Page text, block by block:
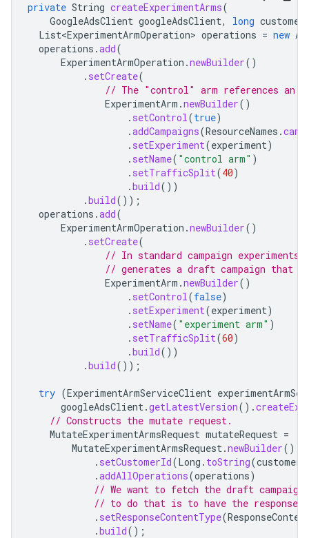
private String createExperimentArms(
GoogleAdsClient googleAdsClient, long
List<ExperimentArmOperation> operations = new
operations .add(
ExperimentArmOperation .newBuilder()
. setCreate(
// The "control" arm references an
ExperimentArm .newBuilder()
. setControl(true)
.addCampaigns(ResourceNames .
. setExperiment(experiment)
. setName( "control arm" )
. setTrafficSplit(40)
.build())
.build());
operations .add(
ExperimentArmOperation .newBuilder()
. setCreate(
// In standard campaign
// generates a draft campaign that
ExperimentArm .newBuilder()
. setControl(false)
. setExperiment(experiment)
. setName( "experiment arm" )
. setTrafficSplit(60)
.build())
.build());
try (ExperimentArmServiceClient
googleAdsClient.getLatestVersion().
// Constructs the mutate request.
MutateExperimentArmsRequest mutateRequest =
MutateExperimentArmsRequest.newBuilder()
. setCustomerId(Long . toString(
.addAllOperations(operations)
// We want to fetch the draft
// to do that is to have the response
. setResponseContentType(
.build();